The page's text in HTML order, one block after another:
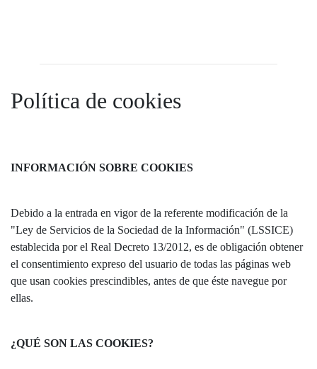
Política de cookies
INFORMACIÓN SOBRE COOKIES
Debido a la entrada en vigor de la referente modificación de la
"Ley de Servicios de la Sociedad de la Información" (LSSICE)
establecida por el Real Decreto 13/2012, es de obligación obtener
el consentimiento expreso del usuario de todas las páginas web
que usan cookies prescindibles, antes de que éste navegue por
ellas.
¿QUÉ SON LAS COOKIES?